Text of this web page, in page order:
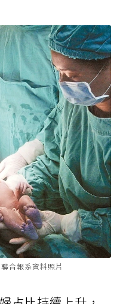
合報系資料照片